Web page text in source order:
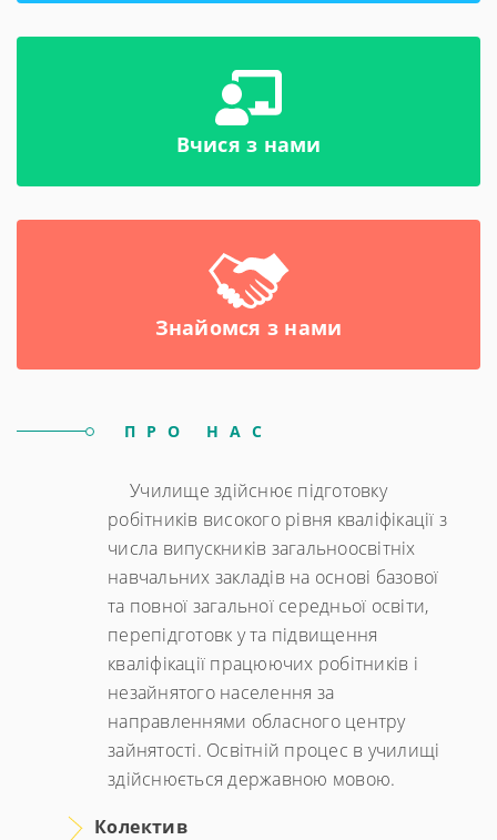
Вчися з нами
Знайомся з нами
ПРО НАС
Училище здійснює підготовку
робітників високого рівня кваліфікації з
числа випускників загальноосвітніх
навчальних закладів на основі базової
та повної загальної середньої освіти,
перепідготовк у та підвищення
кваліфікації працюючих робітників і
незайнятого населення за
направленнями обласного центру
зайнятості. Освітній процес в училищі
здійснюється державною мовою.
Колектив